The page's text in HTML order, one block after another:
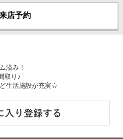
店予約
済み！
取り♪
生活施設が充実☆